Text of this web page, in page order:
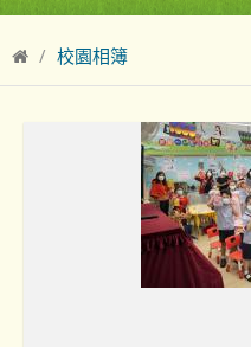
校園相簿